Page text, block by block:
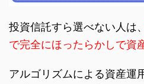
投資信託すら選べない人は、
で完全にほったらかしで資
アルゴリズムによる資産運